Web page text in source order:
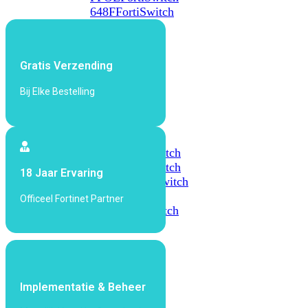
648FFortiSwitch
1000
FortiSwitch
1048E
FortiSwitch
T1024E
FortiSwitch
T1024F-
FortiSwitch
Series
Gratis Verzending
Bij Elke Bestelling
18 Jaar Ervaring
Officeel Fortinet Partner
Implementatie & Beheer